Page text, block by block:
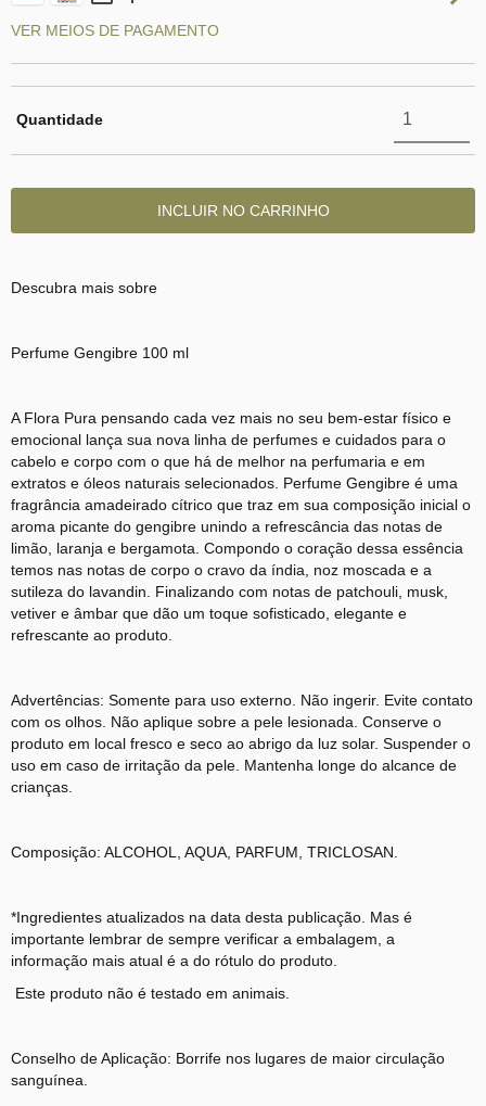
VER MEIOS DE PAGAMENTO
Quantidade
Descubra mais sobre
Perfume Gengibre 100 ml
A Flora Pura pensando cada vez mais no seu bem-estar físico e
emocional lança sua nova linha de perfumes e cuidados para o
cabelo e corpo com o que há de melhor na perfumaria e em
extratos e óleos naturais selecionados. Perfume Gengibre é uma
fragrância amadeirado cítrico que traz em sua composição inicial o
aroma picante do gengibre unindo a refrescância das notas de
limão, laranja e bergamota. Compondo o coração dessa essência
temos nas notas de corpo o cravo da índia, noz moscada e a
sutileza do lavandin. Finalizando com notas de patchouli, musk,
vetiver e âmbar que dão um toque sofisticado, elegante e
refrescante ao produto.
Advertências: Somente para uso externo. Não ingerir. Evite contato
com os olhos. Não aplique sobre a pele lesionada. Conserve o
produto em local fresco e seco ao abrigo da luz solar. Suspender o
uso em caso de irritação da pele. Mantenha longe do alcance de
crianças.
Composição: ALCOHOL, AQUA, PARFUM, TRICLOSAN.
*Ingredientes atualizados na data desta publicação. Mas é
importante lembrar de sempre verificar a embalagem, a
informação mais atual é a do rótulo do produto.
Este produto não é testado em animais.
Conselho de Aplicação: Borrife nos lugares de maior circulação
sanguínea.